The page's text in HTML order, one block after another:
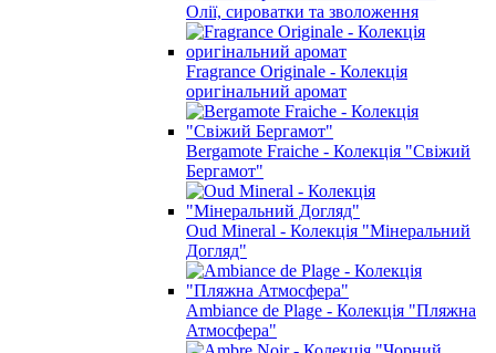
Олії, сироватки та зволоження
Fragrance Originale - Колекція
оригінальний аромат
Bergamote Fraiche - Колекція "Свіжий
Бергамот"
Oud Mineral - Колекція "Мінеральний
Догляд"
Ambiance de Plage - Колекція "Пляжна
Атмосфера"